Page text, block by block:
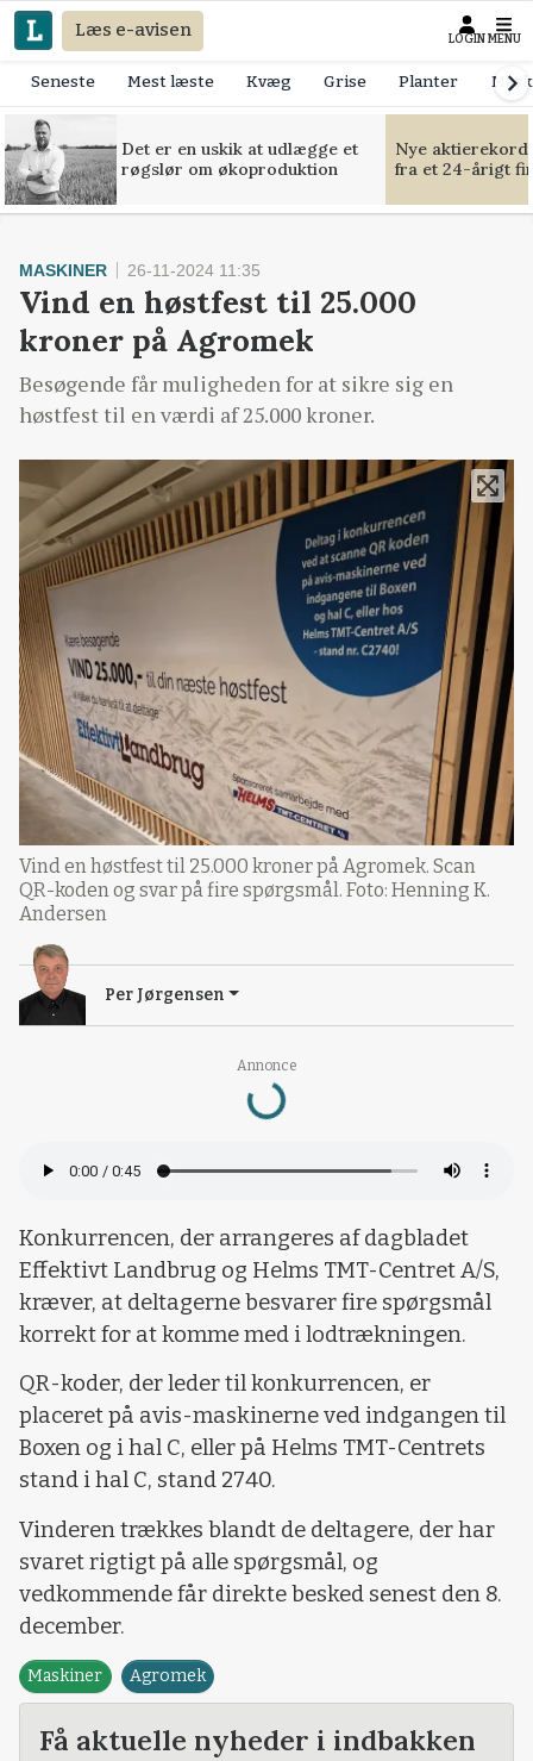
Læs e-avisen LOGIN MENU
Seneste Mest læste Kvæg Grise Planter
Det er en uskik at udlægge et
røgslør om økoproduktion
Nye
fra et 24-årigt
Annonce
Loading...
MASKINER 26-11-2024 11:35
Vind en høstfest til 25.000
kroner på Agromek
Besøgende får muligheden for at sikre sig en
høstfest til en værdi af 25.000 kroner.
Vind en høstfest til 25.000 kroner på Agromek. Scan
QR-koden og svar på fire spørgsmål. Foto: Henning K.
Andersen
Per Jørgensen
Konkurrencen, der arrangeres af dagbladet
Effektivt Landbrug og Helms TMT-Centret A/S,
kræver, at deltagerne besvarer fire spørgsmål
korrekt for at komme med i lodtrækningen.
QR-koder, der leder til konkurrencen, er
placeret på avis-maskinerne ved indgangen til
Boxen og i hal C, eller på Helms TMT-Centrets
stand i hal C, stand 2740.
Vinderen trækkes blandt de deltagere, der har
svaret rigtigt på alle spørgsmål, og
vedkommende får direkte besked senest den 8.
december.
Maskiner Agromek
Få aktuelle nyheder i indbakken